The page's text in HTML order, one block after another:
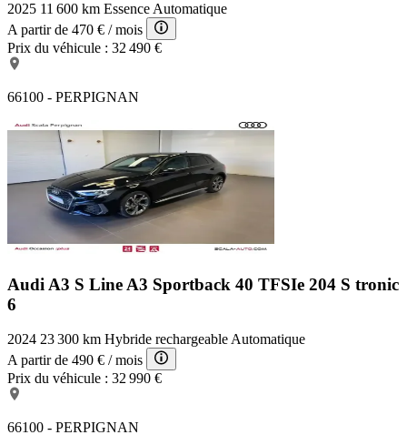
2025 11 600 km Essence Automatique
A partir de 470 € / mois
Prix du véhicule : 32 490 €
66100 - PERPIGNAN
Audi A3 S Line A3 Sportback 40 TFSIe 204 S tronic
6
2024 23 300 km Hybride rechargeableAutomatique
A partir de 490 € / mois
Prix du véhicule : 32 990 €
66100 - PERPIGNAN